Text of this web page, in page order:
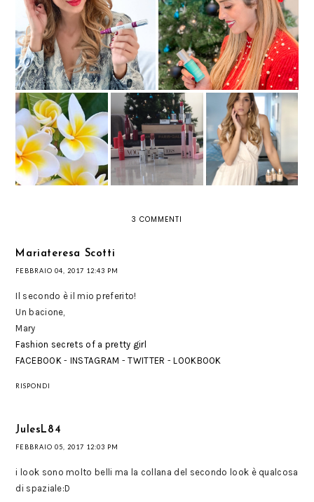
MARIONNAUD LOVES IOMA 3
RENEW SUBLIME STICK 2 IN 1
CLARINS - PORE CONTROL
CREME
EMOZIONALI
FLOWER’S WEEK:
TANTE QUANTI I
FIORI
MAKE ME HAPPY
MAKE UP
COLLECTION BY
MARIONNAUD
FONDOTINTA SKIN
ILLUSION: IL
TRUCCO C'È MA
NON SI VEDE!
3 COMMENTI
Mariateresa Scotti
FEBBRAIO 04, 2017 12:43 PM
Il secondo è il mio preferito!
Un bacione,
Mary
Fashion secrets of a pretty girl
FACEBOOK - INSTAGRAM -TWITTER -LOOKBOOK
RISPONDI
JulesL84
FEBBRAIO 05, 2017 12:03 PM
i look sono molto belli ma la collana del secondo look è qualcosa
di spaziale:D